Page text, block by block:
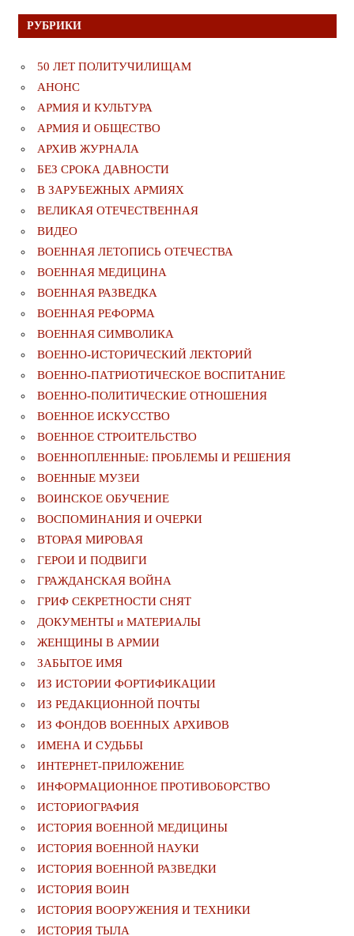
РУБРИКИ
50 ЛЕТ ПОЛИТУЧИЛИЩАМ
АНОНС
АРМИЯ И КУЛЬТУРА
АРМИЯ И ОБЩЕСТВО
АРХИВ ЖУРНАЛА
БЕЗ СРОКА ДАВНОСТИ
В ЗАРУБЕЖНЫХ АРМИЯХ
ВЕЛИКАЯ ОТЕЧЕСТВЕННАЯ
ВИДЕО
ВОЕННАЯ ЛЕТОПИСЬ ОТЕЧЕСТВА
ВОЕННАЯ МЕДИЦИНА
ВОЕННАЯ РАЗВЕДКА
ВОЕННАЯ РЕФОРМА
ВОЕННАЯ СИМВОЛИКА
ВОЕННО-ИСТОРИЧЕСКИЙ ЛЕКТОРИЙ
ВОЕННО-ПАТРИОТИЧЕСКОЕ ВОСПИТАНИЕ
ВОЕННО-ПОЛИТИЧЕСКИE ОТНОШЕНИЯ
ВОЕННОЕ ИСКУССТВО
ВОЕННОЕ СТРОИТЕЛЬСТВО
ВОЕННОПЛЕННЫЕ: ПРОБЛЕМЫ И РЕШЕНИЯ
ВОЕННЫЕ МУЗЕИ
ВОИНСКОЕ ОБУЧЕНИЕ
ВОСПОМИНАНИЯ И ОЧЕРКИ
ВТОРАЯ МИРОВАЯ
ГЕРОИ И ПОДВИГИ
ГРАЖДАНСКАЯ ВОЙНА
ГРИФ СЕКРЕТНОСТИ СНЯТ
ДОКУМЕНТЫ и МАТЕРИАЛЫ
ЖЕНЩИНЫ В АРМИИ
ЗАБЫТОЕ ИМЯ
ИЗ ИСТОРИИ ФОРТИФИКАЦИИ
ИЗ РЕДАКЦИОННОЙ ПОЧТЫ
ИЗ ФОНДОВ ВОЕННЫХ АРХИВОВ
ИМЕНА И СУДЬБЫ
ИНТЕРНЕТ-ПРИЛОЖЕНИЕ
ИНФОРМАЦИОННОЕ ПРОТИВОБОРСТВО
ИСТОРИОГРАФИЯ
ИСТОРИЯ ВОЕННОЙ МЕДИЦИНЫ
ИСТОРИЯ ВОЕННОЙ НАУКИ
ИСТОРИЯ ВОЕННОЙ РАЗВЕДКИ
ИСТОРИЯ ВОИН
ИСТОРИЯ ВООРУЖЕНИЯ И ТЕХНИКИ
ИСТОРИЯ ТЫЛА